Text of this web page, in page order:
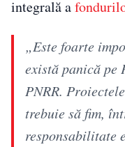
integrală a
„Este foarte
există panică pe
PNRR.
trebuie să fim,
responsabilitate